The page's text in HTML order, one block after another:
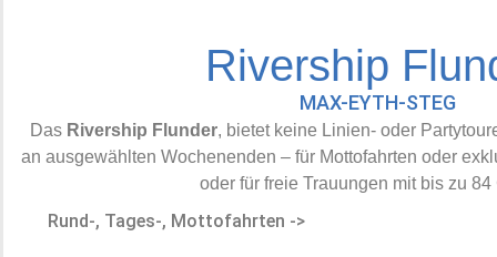
Rivership
MAX-EYTH-STEG
Das Rivership Flunder, bietet keine Linien- oder
an ausgewählten Wochenenden – für Mottofahrten oder
oder für freie Trauungen mit bis zu 84
Rund-, Tages-, Mottofahrten ->